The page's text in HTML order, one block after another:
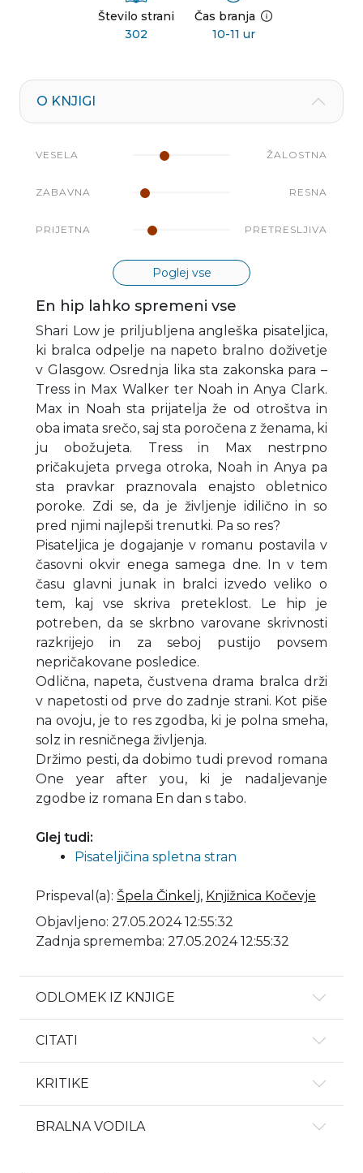
Število strani
302
Čas branja
10-11 ur
O KNJIGI
VESELA ŽALOSTNA
ZABAVNA RESNA
PRIJETNA PRETRESLJIVA
Poglej vse
En hip lahko spremeni vse
Shari Low je priljubljena angleška pisateljica,
ki bralca odpelje na napeto bralno doživetje
v Glasgow. Osrednja lika sta zakonska para –
Tress in Max Walker ter Noah in Anya Clark.
Max in Noah sta prijatelja že od otroštva in
oba imata srečo, saj sta poročena z ženama, ki
ju obožujeta. Tress in Max nestrpno
pričakujeta prvega otroka, Noah in Anya pa
sta pravkar praznovala enajsto obletnico
poroke. Zdi se, da je življenje idilično in so
pred njimi najlepši trenutki. Pa so res?
Pisateljica je dogajanje v romanu postavila v
časovni okvir enega samega dne. In v tem
času glavni junak in bralci izvedo veliko o
tem, kaj vse skriva preteklost. Le hip je
potreben, da se skrbno varovane skrivnosti
razkrijejo in za seboj pustijo povsem
nepričakovane posledice.
Odlična, napeta, čustvena drama bralca drži
v napetosti od prve do zadnje strani. Kot piše
na ovoju, je to res zgodba, ki je polna smeha,
solz in resničnega življenja.
Držimo pesti, da dobimo tudi prevod romana
One year after you, ki je nadaljevanje
zgodbe iz romana En dan s tabo.
Glej tudi:
Pisateljičina spletna stran
Prispeval(a): Špela Činkelj, Knjižnica Kočevje
Objavljeno: 27.05.2024 12:55:32
Zadnja sprememba: 27.05.2024 12:55:32
ODLOMEK IZ KNJIGE
CITATI
KRITIKE
BRALNA VODILA